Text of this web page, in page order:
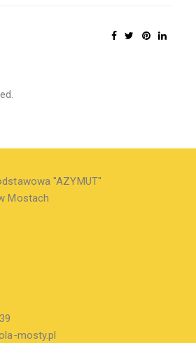
"AZYMUT"
Mostach
mosty.pl